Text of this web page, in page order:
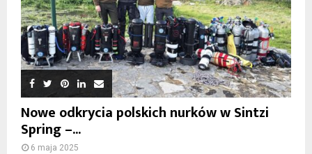
Nowe odkrycia polskich nurków w Sintzi
Spring –...
6 maja 2025